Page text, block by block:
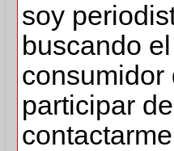
soy
buscando
consumidor
participar